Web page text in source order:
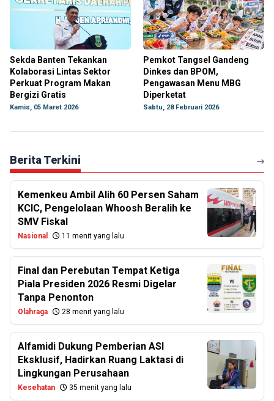
Sekda Banten Tekankan
Kolaborasi Lintas Sektor
Perkuat Program Makan
Bergizi Gratis
Kamis, 05 Maret 2026
Pemkot Tangsel Gandeng
Dinkes dan BPOM,
Pengawasan Menu MBG
Diperketat
Sabtu, 28 Februari 2026
Berita Terkini
Kemenkeu Ambil Alih 60 Persen Saham
KCIC, Pengelolaan Whoosh Beralih ke
SMV Fiskal
Nasional 11 menit yang lalu
Final dan Perebutan Tempat Ketiga
Piala Presiden 2026 Resmi Digelar
Tanpa Penonton
Olahraga 28 menit yang lalu
Alfamidi Dukung Pemberian ASI
Eksklusif, Hadirkan Ruang Laktasi di
Lingkungan Perusahaan
Kesehatan 35 menit yang lalu